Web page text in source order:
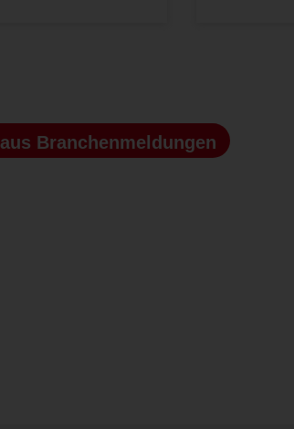
aus Branchenmeldungen